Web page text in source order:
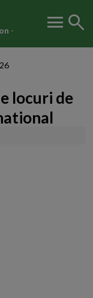
-
menu search
locuri de